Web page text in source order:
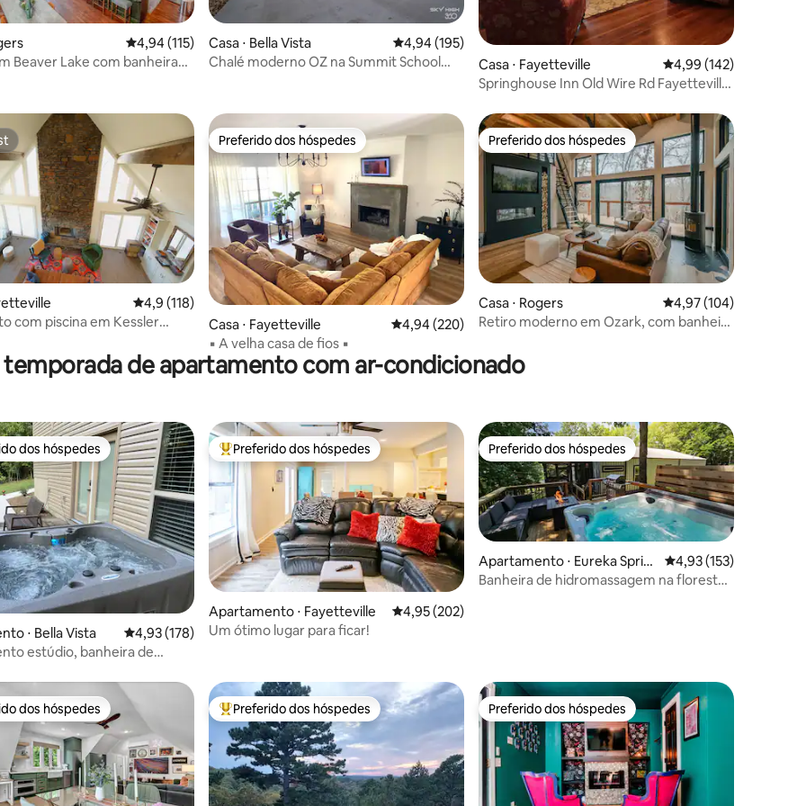
de 5, 125 avaliações
4,94 de uma avaliação média de 5, 115 avaliações
4,94 (115)
Beaver Lake com banheira
Casa ⋅ Bella Vista 4,94 de uma avaliação média de 5, 195 avaliações
4,94 (195)
Chalé moderno OZ na Summit School
Casa ⋅ Fayetteville 4,99 de uma avaliação
4,99 (142)
Springhouse Inn Old Wire Rd Fayetteville
de 5, 118 avaliações4,9 de uma avaliação média de 5, 118 avaliações
4,9 (118)
com piscina em Kessler
Preferido dos hóspedes
Preferido dos hóspedes
Casa ⋅ Fayetteville 4,94 de uma avaliação média de 5, 220 avaliações
4,94 (220)
▪ A velha casa de fios ▪
Preferido dos hóspedes
Preferido dos hóspedes
Casa ⋅ Rogers 4,97 de uma avaliação
4,97 (104)
Retiro moderno em Ozark, com banheira
Lake
de apartamento com ar-condicionado
de 5, 104 avaliações
preferidos dos hóspedes
dos hóspedes
⋅ Bella Vista 4,93 de uma avaliação média de 5, 178 avaliações
4,93 (178)
estúdio, banheira de
Entre os melhores preferidos dos hóspedes
Preferido dos hóspedes
Apartamento ⋅ Fayetteville 4,95 de uma avaliação média de 5, 202 avaliações
4,95 (202)
Um ótimo lugar para ficar!
Preferido dos hóspedes
Preferido dos hóspedes
Apartamento ⋅ Eureka Sprin
gs
4,93 de uma avaliação
4,93 (153)
Banheira de hidromassagem na floresta,
preferidos dos hóspedes
dos hóspedes Entre os melhores preferidos dos hóspedes
Preferido dos hóspedes Preferido dos hóspedes
Preferido dos hóspedes